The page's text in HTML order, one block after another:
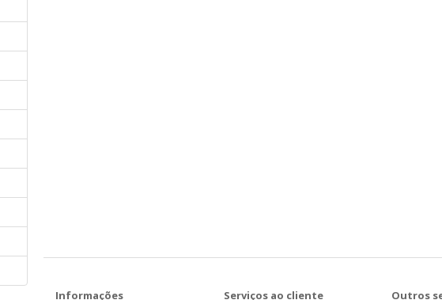
Informações Serviços ao cliente Outros